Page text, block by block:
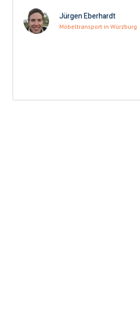
Jürgen Eberhardt
Möbeltransport in Würzburg